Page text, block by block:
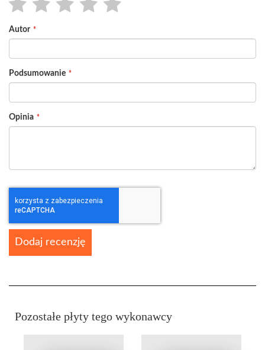
star
stars
stars
stars
stars
Autor
Podsumowanie
Opinia
Dodaj recenzję
Pozostałe płyty tego wykonawcy